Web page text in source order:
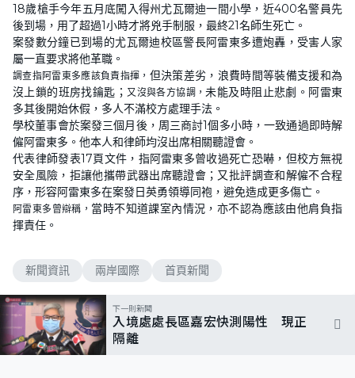
6
1
.
0
6
18歲槍手今年五月底闖入得州尤瓦爾迪一間小學，近400名警員先
後到場，用了超過1小時才將兇手制服，最終21名師生死亡。
案發數分鐘已到場的尤瓦爾迪校區警長阿雷東多遭炮轟，受害人家
屬一直要求將他革職。
調查指阿雷東多應該負責指揮， 但決策差劣，浪費時間等裝備支援和為
沒上鎖的班房找鑰匙； 又沒與各方協調，未能及時阻止悲劇。阿雷東
多其後開始休假，多人不滿校方處理手法。
學校董事會於案發三個月後，周三商討1個多小時，一致通過即時解
僱阿雷東多。他本人和律師均沒出席相關聽證會。
代表律師發表17頁文件，指阿雷東多曾收過死亡恐嚇，但校方無視
安全風險，拒讓他攜帶武器出席聽證會；又批評調查和解僱不合程
序，形容阿雷東多在案發日英勇領導同袍，避免造成更多傷亡。
阿雷東多曾辯稱， 當時不知道課室內情況，亦不認為應該由他肩負指
揮責任。
新聞資訊 兩岸國際 首頁新聞
下一則新聞
入境處處長區嘉宏快測陽性 現正
隔離